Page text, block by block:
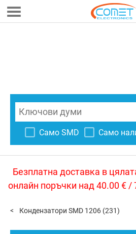
Само SMD Само
Безплатна доставка в
онлайн поръчки над 40.00 €
Кондензатори SMD 1206 (231)